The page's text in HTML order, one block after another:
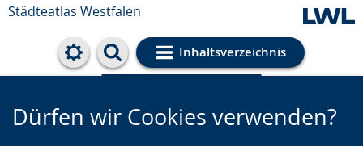
Städteatlas Westfalen
Inhaltsverzeichnis
Cookie-Einstellungen
Dürfen wir Cookies verwenden?